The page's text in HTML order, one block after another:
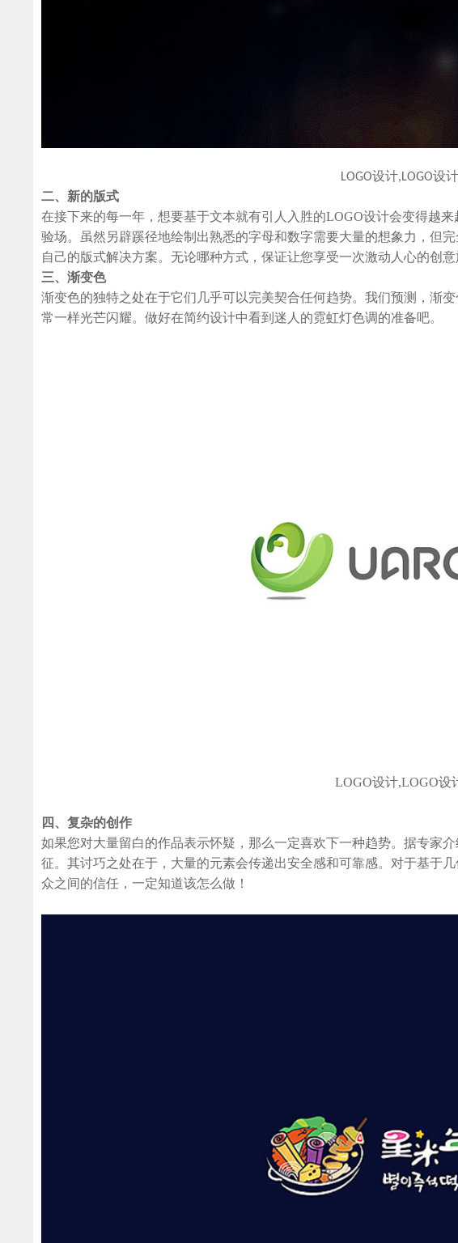
LOGO设计,LOGO设
二、新的版式
在接下来的每一年，想要基于文本就有引人入胜的LOGO设计会变得越
验场。虽然另辟蹊径地绘制出熟悉的字母和数字需要大量的想象力，但
自己的版式解决方案。无论哪种方式，保证让您享受一次激动人心的创意
三、渐变色
渐变色的独特之处在于它们几乎可以完美契合任何趋势。我们预测，渐
常一样光芒闪耀。做好在简约设计中看到迷人的霓虹灯色调的准备吧。
LOGO设计,LOGO设
四、复杂的创作
如果您对大量留白的作品表示怀疑，那么一定喜欢下一种趋势。据专家
征。其讨巧之处在于，大量的元素会传递出安全感和可靠感。对于基于
众之间的信任，一定知道该怎么做！